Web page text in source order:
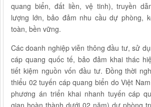
quang biển, đất liền, vệ tinh), truyền
lượng lớn, bảo đảm nhu cầu dự phòng,
toàn, bền vững.
Các doanh nghiệp viễn thông đầu tư, sử
cáp quang quốc tế, bảo đảm khai thác
tiết kiệm nguồn vốn đầu tư. Đồng thời
thiểu 02 tuyến cáp quang biển do Việt
phương án triển khai nhanh tuyến cáp
gian hoàn thành dưới 02 năm) dự phòng